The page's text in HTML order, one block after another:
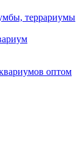
террариумы
оптом